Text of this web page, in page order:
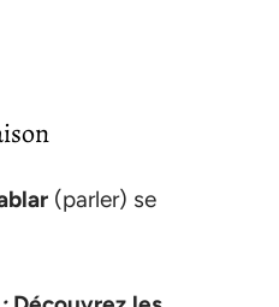
(parler) se